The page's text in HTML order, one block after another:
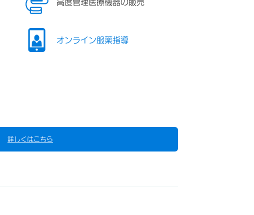
高度管理医療機器の販売
オンライン服薬指導
詳しくはこちら